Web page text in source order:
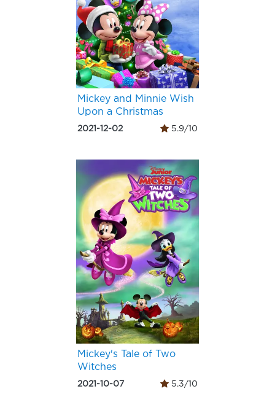
Mickey and Minnie Wish
Upon a Christmas
2021-12-02 5.9/10
Mickey's Tale of Two
Witches
2021-10-07 5.3/10